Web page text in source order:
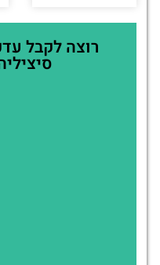
רוצה לקבל